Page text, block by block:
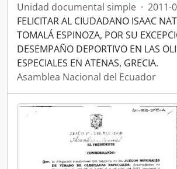
Unidad documental simple · 2011-
FELICITAR AL CIUDADANO ISAAC
TOMALÁ ESPINOZA, POR SU
DESEMPAÑO DEPORTIVO EN LAS
ESPECIALES EN ATENAS, GRECIA.
Asamblea Nacional del Ecuador